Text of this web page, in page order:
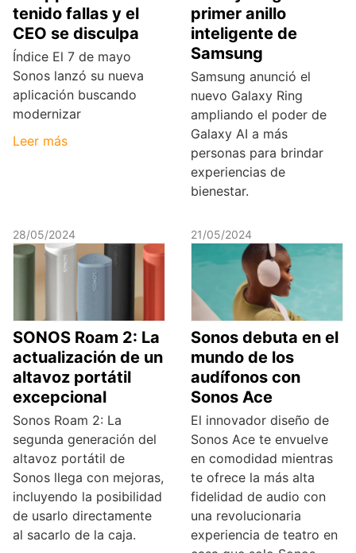
tenido fallas y el
CEO se disculpa
Índice El 7 de mayo
Sonos lanzó su nueva
aplicación buscando
modernizar
Leer más
primer anillo
inteligente de
Samsung
Samsung anunció el
nuevo Galaxy Ring
ampliando el poder de
Galaxy AI a más
personas para brindar
experiencias de
bienestar.
28/05/2024
SONOS Roam 2: La
actualización de un
altavoz portátil
excepcional
Sonos Roam 2: La
segunda generación del
altavoz portátil de
Sonos llega con mejoras,
incluyendo la posibilidad
de usarlo directamente
al sacarlo de la caja.
21/05/2024
Sonos debuta en el
mundo de los
audífonos con
Sonos Ace
El innovador diseño de
Sonos Ace te envuelve
en comodidad mientras
te ofrece la más alta
fidelidad de audio con
una revolucionaria
experiencia de teatro en